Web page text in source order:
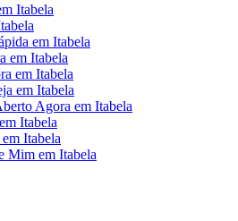
Itabela
em Itabela
em Itabela
em Itabela
em Itabela
Agora em Itabela
em Itabela
em Itabela
Mim em Itabela